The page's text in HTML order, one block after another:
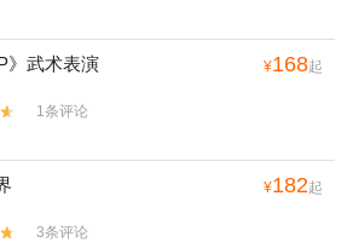
》武术表演 ¥168起
1条评论
¥182起
3条评论